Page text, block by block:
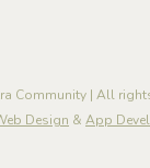
Community | All
Design & App